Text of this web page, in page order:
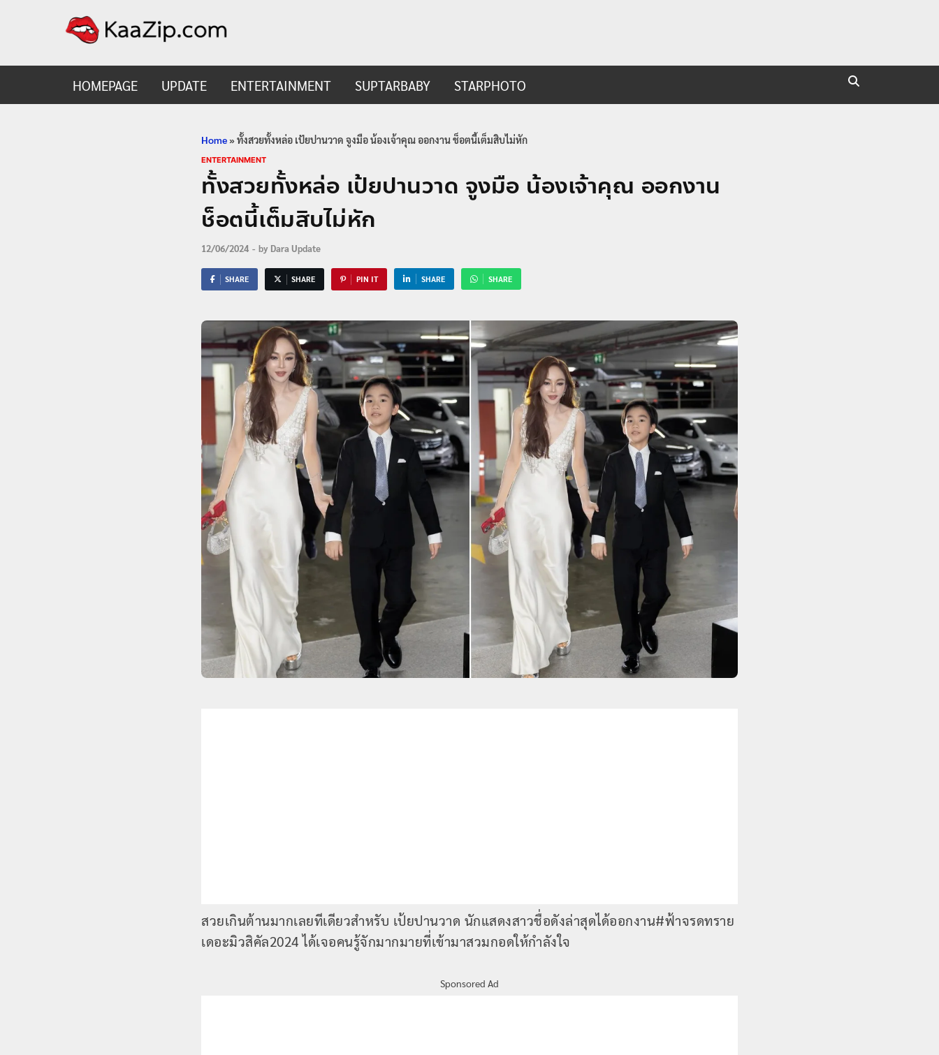
HOMEPAGE UPDATE ENTERTAINMENT SUPTARBABY STARPHOTO
Home»ทั้งสวยทั้งหล่อ เป้ยปานวาด จูงมือ น้องเจ้าคุณ ออกงาน ช็อตนี้เต็มสิบไม่หัก
ENTERTAINMENT
ทั้งสวยทั้งหล่อ เป้ยปานวาด จูงมือ น้องเจ้าคุณ ออกงาน
ช็อตนี้เต็มสิบไม่หัก
12/06/2024 - by Dara Update
SHARE SHARE PIN IT SHARE SHARE
สวยเกินต้านมากเลยทีเดียวสำหรับ เป้ยปานวาด นักแสดงสาวชื่อดังล่าสุดได้ออกงาน#ฟ้าจรดทราย
เดอะมิวสิคัล2024 ได้เจอคนรู้จักมากมายที่เข้ามาสวมกอดให้กำลังใจ
Sponsored Ad